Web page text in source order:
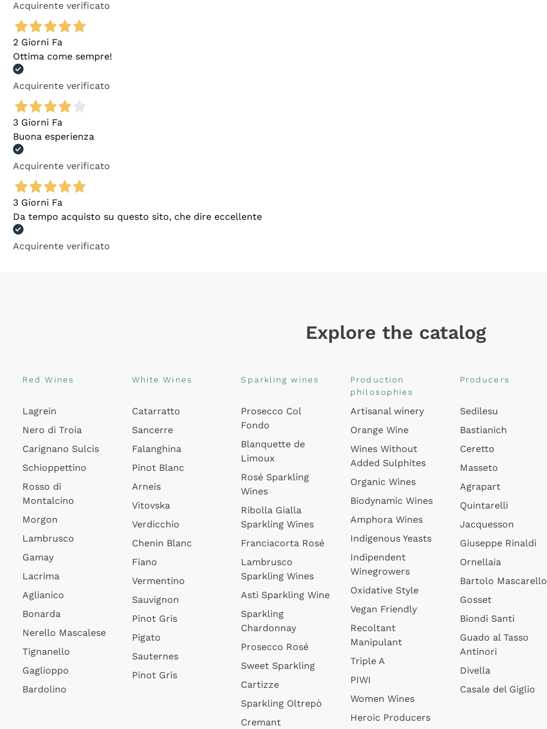
Acquirente verificato
2 Giorni Fa
Ottima come sempre!
Acquirente verificato
3 Giorni Fa
Buona esperienza
Acquirente verificato
3 Giorni Fa
Da tempo acquisto su questo sito, che dire eccellente
Acquirente verificato
Explore the catalog
Red Wines
Lagrein
Nero di Troia
Carignano Sulcis
Schioppettino
Rosso di
Montalcino
Morgon
Lambrusco
Gamay
Lacrima
Aglianico
Bonarda
Nerello Mascalese
Tignanello
Gaglioppo
Bardolino
White Wines
Catarratto
Sancerre
Falanghina
Pinot Blanc
Arneis
Vitovska
Verdicchio
Chenin Blanc
Fiano
Vermentino
Sauvignon
Pinot Gris
Pigato
Sauternes
Pinot Gris
Sparkling wines
Prosecco Col
Fondo
Blanquette de
Limoux
Rosé Sparkling
Wines
Ribolla Gialla
Sparkling Wines
Franciacorta Rosé
Lambrusco
Sparkling Wines
Asti Sparkling Wine
Sparkling
Chardonnay
Prosecco Rosé
Sweet Sparkling
Cartizze
Sparkling Oltrepò
Cremant
Production
philosophies
Artisanal winery
Orange Wine
Wines Without
Added Sulphites
Organic Wines
Biodynamic Wines
Amphora Wines
Indigenous Yeasts
Indipendent
Winegrowers
Oxidative Style
Vegan Friendly
Recoltant
Manipulant
Triple A
PIWI
Women Wines
Heroic Producers
Producers
Sedilesu
Bastianich
Ceretto
Masseto
Agrapart
Quintarelli
Jacquesson
Giuseppe Rinaldi
Ornellaia
Bartolo Mascarello
Gosset
Biondi Santi
Guado al Tasso
Antinori
Divella
Casale del Giglio